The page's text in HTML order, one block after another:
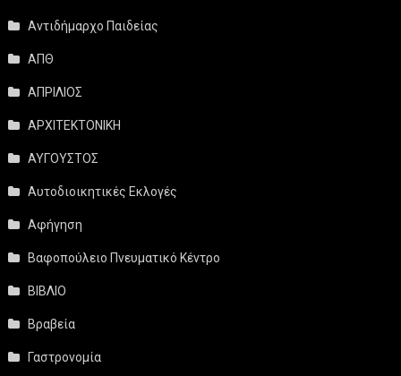
Αντιδήμαρχο Παιδείας
ΑΠΘ
ΑΠΡΙΛΙΟΣ
ΑΡΧΙΤΕΚΤΟΝΙΚΗ
ΑΥΓΟΥΣΤΟΣ
Αυτοδιοικητικές Εκλογές
Αφήγηση
Βαφοπούλειο Πνευματικό Κέντρο
ΒΙΒΛΙΟ
Βραβεία
Γαστρονομία